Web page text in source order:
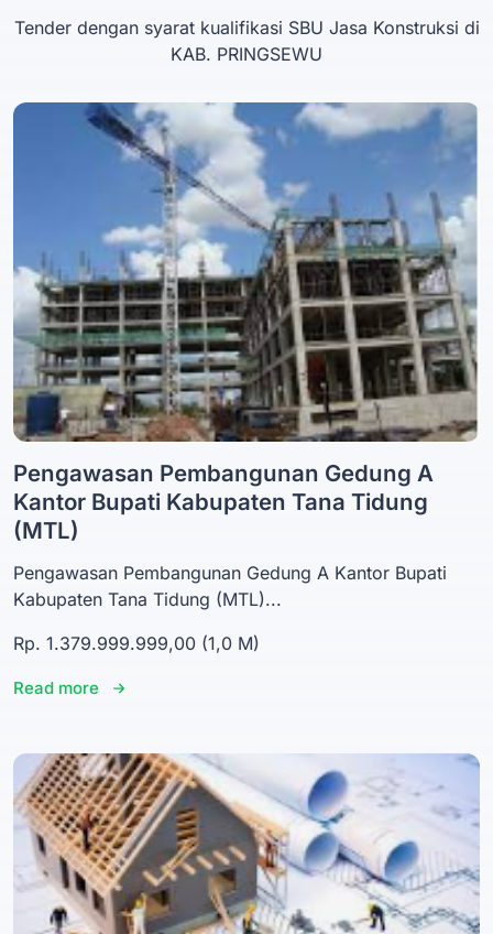
Tender dengan syarat kualifikasi SBU Jasa Konstruksi di
KAB. PRINGSEWU
Pengawasan Pembangunan Gedung A
Kantor Bupati Kabupaten Tana Tidung
(MTL)
Pengawasan Pembangunan Gedung A Kantor Bupati
Kabupaten Tana Tidung (MTL)...
Rp. 1.379.999.999,00 (1,0 M)
Read more